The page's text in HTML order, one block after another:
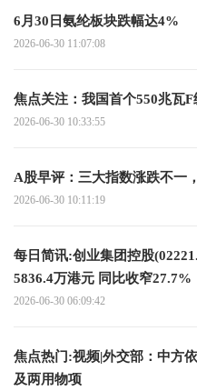
6月30日氨纶板块跌幅达4%
2026-06-30 11:07:08
焦点关注：我国首个550兆瓦
2026-06-30 10:33:55
A股早评：三大指数涨跌不一
2026-06-30 10:11:19
每日简讯:创业集团控股
5836.4万港元 同比收窄27.7%
2026-06-30 06:09:42
焦点热门:视频|外交部：中方
及两用物项